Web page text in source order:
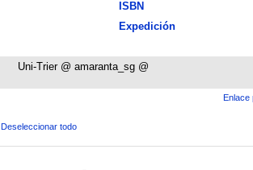
ISBN
Expedición
Uni-Trier @ amaranta_sg @
Enlace
Deseleccionar todo